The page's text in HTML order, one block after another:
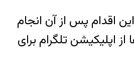
اقدام پس از آن انجام
از اپلیکیشن تلگرام برای